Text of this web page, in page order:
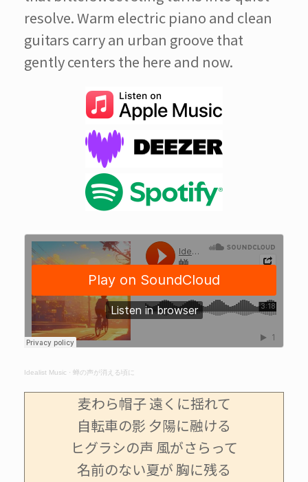
resolve. Warm electric piano and clean
guitars carry an urban groove that
gently centers the here and now.
Idealist Music · 蝉の声が消える頃に
麦わら帽子 遠くに揺れて
自転車の影 夕陽に融ける
ヒグラシの声 風がさらって
名前のない夏が 胸に残る